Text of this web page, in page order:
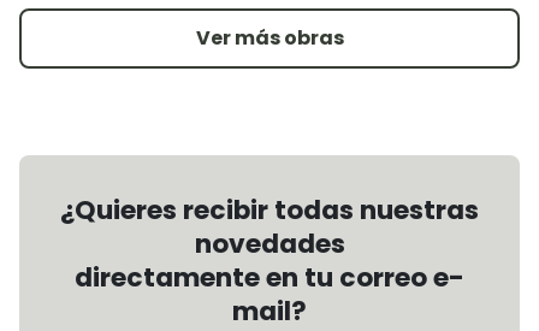
Ver más obras
¿Quieres recibir todas nuestras
novedades
directamente en tu correo e-
mail?